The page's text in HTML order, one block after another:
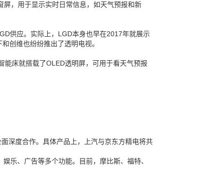
，用于显示实时日常信息，如天气预报和新
供应。实际上，LGD本身也早在2017年就展示
创维也纷纷推出了透明电视。
能床就搭载了OLED透明屏，可用于看天气预报
深度合作。具体产品上，上汽与京东方精电将共
乐、广告等多个功能。目前，摩比斯、福特、